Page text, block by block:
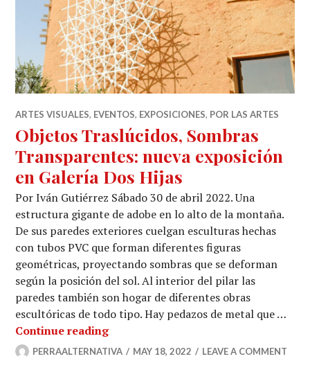
ARTES VISUALES, EVENTOS, EXPOSICIONES, POR LAS ARTES
Objetos Traslúcidos, Sombras
Transparentes: nueva exposición
en Galería Dos Hijas
Por Iván Gutiérrez Sábado 30 de abril 2022. Una
estructura gigante de adobe en lo alto de la montaña.
De sus paredes exteriores cuelgan esculturas hechas
con tubos PVC que forman diferentes figuras
geométricas, proyectando sombras que se deforman
según la posición del sol. Al interior del pilar las
paredes también son hogar de diferentes obras
escultóricas de todo tipo. Hay pedazos de metal que …
Continue readingObjetos Traslúcidos, Sombras
PERRAALTERNATIVA MAY 18, 2022 LEAVE A COMMENT